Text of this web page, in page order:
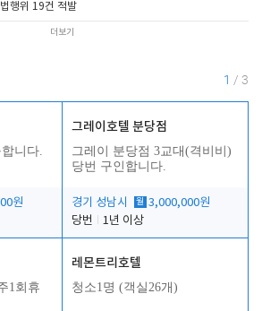
행위 19건 적발
더보기
1 / 3
니다.
원
그레이호텔 분당점
그레이 분당점 3교대(격비비)
당번 구인합니다.
경기 성남시 월 3,000,000원
당번
1년 이상
1회휴
레몬트리호텔
청소1명 (객실26개)